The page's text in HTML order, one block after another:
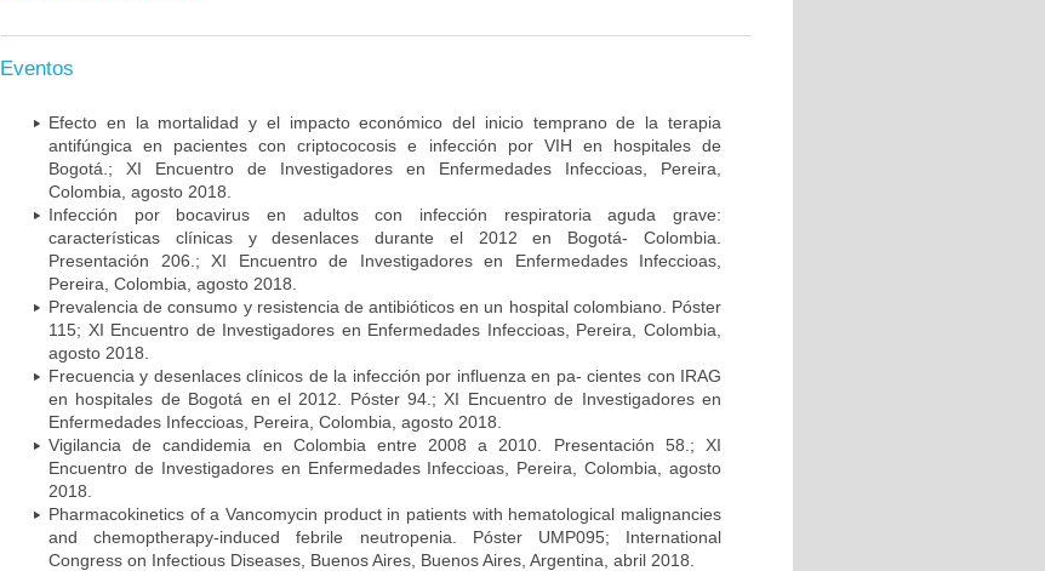
Eventos
Efecto en la mortalidad y el impacto económico del inicio temprano de la terapia
antifúngica en pacientes con criptococosis e infección por VIH en hospitales de
Bogotá.; XI Encuentro de Investigadores en Enfermedades Infeccioas, Pereira,
Colombia, agosto 2018.
Infección por bocavirus en adultos con infección respiratoria aguda grave:
características clínicas y desenlaces durante el 2012 en Bogotá- Colombia.
Presentación 206.; XI Encuentro de Investigadores en Enfermedades Infeccioas,
Pereira, Colombia, agosto 2018.
Prevalencia de consumo y resistencia de antibióticos en un hospital colombiano. Póster
115; XI Encuentro de Investigadores en Enfermedades Infeccioas, Pereira, Colombia,
agosto 2018.
Frecuencia y desenlaces clínicos de la infección por influenza en pa- cientes con IRAG
en hospitales de Bogotá en el 2012. Póster 94.; XI Encuentro de Investigadores en
Enfermedades Infeccioas, Pereira, Colombia, agosto 2018.
Vigilancia de candidemia en Colombia entre 2008 a 2010. Presentación 58.; XI
Encuentro de Investigadores en Enfermedades Infeccioas, Pereira, Colombia, agosto
2018.
Pharmacokinetics of a Vancomycin product in patients with hematological malignancies
and chemoptherapy-induced febrile neutropenia. Póster UMP095; International
Congress on Infectious Diseases, Buenos Aires, Buenos Aires, Argentina, abril 2018.